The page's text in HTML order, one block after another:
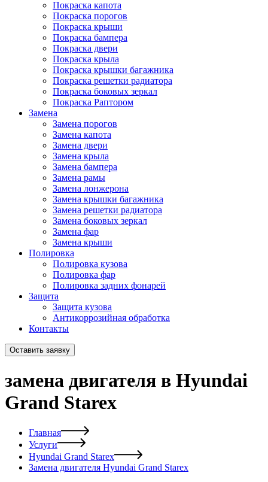
Покраска капота
Покраска порогов
Покраска крыши
Покраска бампера
Покраска двери
Покраска крыла
Покраска крышки багажника
Покраска решетки радиатора
Покраска боковых зеркал
Покраска Раптором
Замена
Замена порогов
Замена капота
Замена двери
Замена крыла
Замена бампера
Замена рамы
Замена лонжерона
Замена крышки багажника
Замена решетки радиатора
Замена боковых зеркал
Замена фар
Замена крыши
Полировка
Полировка кузова
Полировка фар
Полировка задних фонарей
Защита
Защита кузова
Антикоррозийная обработка
Контакты
Оставить заявку
замена двигателя в Hyundai
Grand Starex
Главная
Услуги
Hyundai Grand Starex
Замена двигателя Hyundai Grand Starex